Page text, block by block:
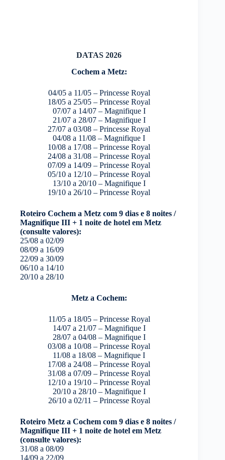
DATAS 2026
Cochem a Metz:
04/05 a 11/05 – Princesse Royal
18/05 a 25/05 – Princesse Royal
07/07 a 14/07 – Magnifique I
21/07 a 28/07 – Magnifique I
27/07 a 03/08 – Princesse Royal
04/08 a 11/08 – Magnifique I
10/08 a 17/08 – Princesse Royal
24/08 a 31/08 – Princesse Royal
07/09 a 14/09 – Princesse Royal
05/10 a 12/10 – Princesse Royal
13/10 a 20/10 – Magnifique I
19/10 a 26/10 – Princesse Royal
Roteiro Cochem a Metz com 9 dias e 8 noites /
Magnifique III + 1 noite de hotel em Metz
(consulte valores):
25/08 a 02/09
08/09 a 16/09
22/09 a 30/09
06/10 a 14/10
20/10 a 28/10
Metz a Cochem:
11/05 a 18/05 – Princesse Royal
14/07 a 21/07 – Magnifique I
28/07 a 04/08 – Magnifique I
03/08 a 10/08 – Princesse Royal
11/08 a 18/08 – Magnifique I
17/08 a 24/08 – Princesse Royal
31/08 a 07/09 – Princesse Royal
12/10 a 19/10 – Princesse Royal
20/10 a 28/10 – Magnifique I
26/10 a 02/11 – Princesse Royal
Roteiro Metz a Cochem com 9 dias e 8 noites /
Magnifique III + 1 noite de hotel em Metz
(consulte valores):
31/08 a 08/09
14/09 a 22/09